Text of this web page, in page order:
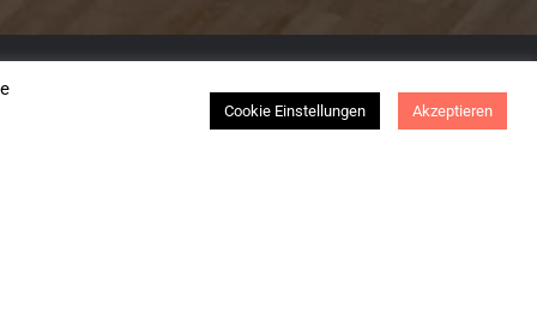
Cookie Einstellungen Akzeptieren